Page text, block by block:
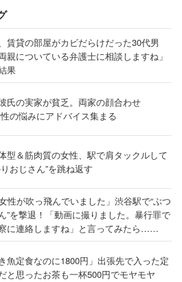
賃貸の部屋がカビだらけだった30代男
親についている弁護士に相談しますね」
果
氏の実家が貧乏。両家の顔合わせ
の悩みにアドバイス集まる
型＆筋肉質の女性、駅で肩タックルして
おじさん”を跳ね返す
性が吹っ飛んでいました」渋谷駅で“ぶつ
”を撃退！「動画に撮りました。暴行罪で
に連絡しますね」と言ってみたら……
魚定食なのに1800円」出張先で入った定
と思ったお茶も一杯500円でモヤモヤ